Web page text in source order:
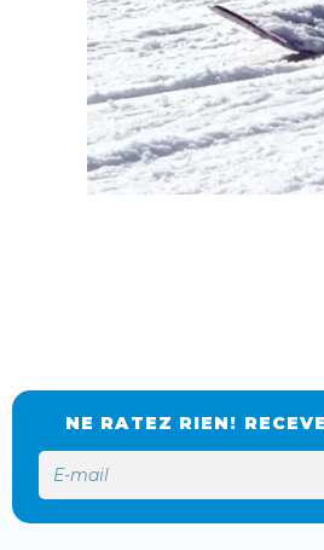
NE RATEZ RIEN!